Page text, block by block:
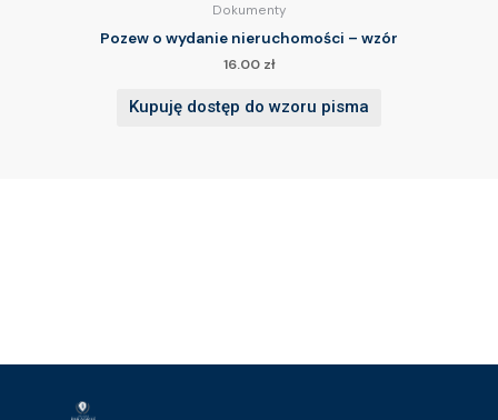
Dokumenty
Pozew o wydanie nieruchomości – wzór
16.00 zł
Kupuję dostęp do wzoru pisma